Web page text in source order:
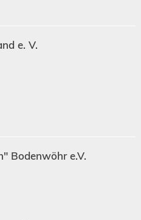
e. V.
Bodenwöhr e.V.